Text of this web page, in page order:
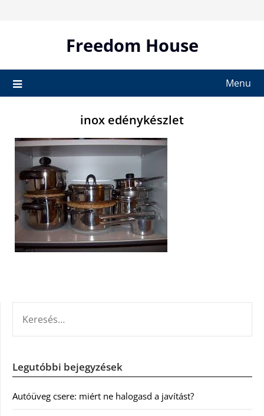
Freedom House
Menu
inox edénykészlet
Legutóbbi bejegyzések
Autóüveg csere: miért ne halogasd a javítást?